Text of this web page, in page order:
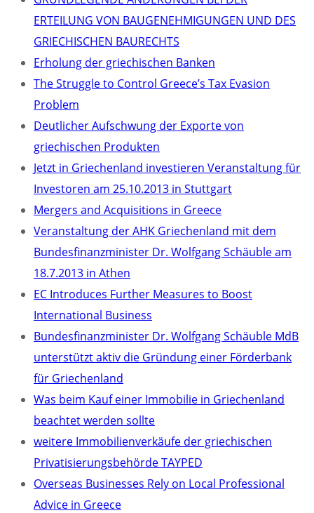
ERTEILUNG VON BAUGENEHMIGUNGEN UND DES
GRIECHISCHEN BAURECHTS
Erholung der griechischen Banken
The Struggle to Control Greece’s Tax Evasion
Problem
Deutlicher Aufschwung der Exporte von
griechischen Produkten
Jetzt in Griechenland investieren Veranstaltung für
Investoren am 25.10.2013 in Stuttgart
Mergers and Acquisitions in Greece
Veranstaltung der AHK Griechenland mit dem
Bundesfinanzminister Dr. Wolfgang Schäuble am
18.7.2013 in Athen
EC Introduces Further Measures to Boost
International Business
Bundesfinanzminister Dr. Wolfgang Schäuble MdB
unterstützt aktiv die Gründung einer Förderbank
für Griechenland
Was beim Kauf einer Immobilie in Griechenland
beachtet werden sollte
weitere Immobilienverkäufe der griechischen
Privatisierungsbehörde TAYPED
Overseas Businesses Rely on Local Professional
Advice in Greece